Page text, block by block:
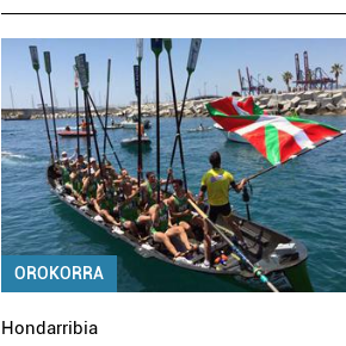
OROKORRA
Hondarribia